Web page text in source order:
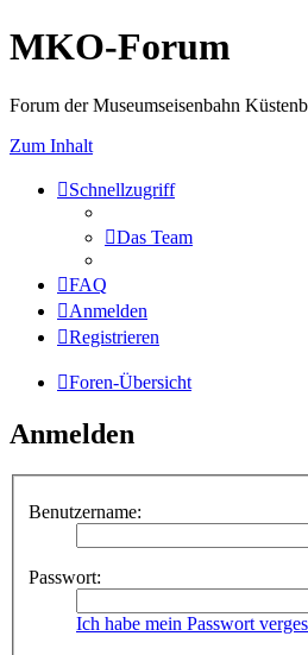
MKO-Forum
Forum der Museumseisenbahn
Zum Inhalt
Schnellzugriff
Das Team
FAQ
Anmelden
Registrieren
Foren-Übersicht
Anmelden
Benutzername:
Passwort:
Ich habe mein Passwort